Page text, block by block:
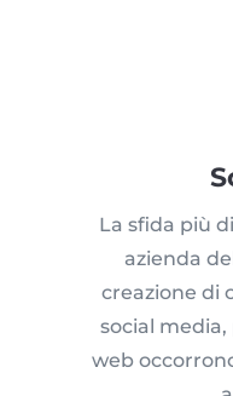
La sfida più
azienda
creazione di
social media,
web